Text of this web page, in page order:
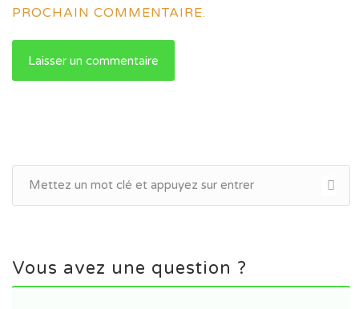
PROCHAIN COMMENTAIRE.
Vous avez une question ?